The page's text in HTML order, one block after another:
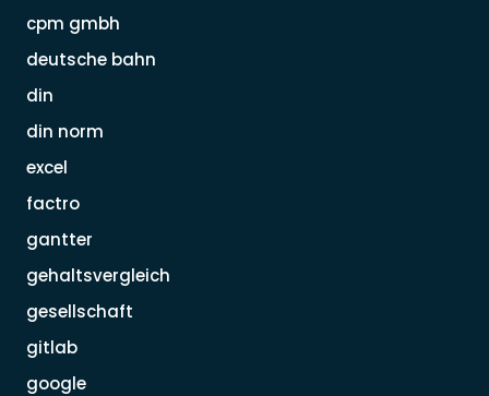
cpm gmbh
deutsche bahn
din
din norm
excel
factro
gantter
gehaltsvergleich
gesellschaft
gitlab
google